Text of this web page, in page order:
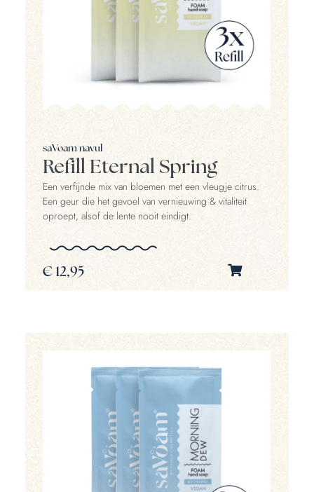
saVoam navul
Refill Eternal Spring
Een verfijnde mix van bloemen met een vleugje citrus.
Een geur die het gevoel van vernieuwing & vitaliteit
oproept, alsof de lente nooit eindigt.
€12,95